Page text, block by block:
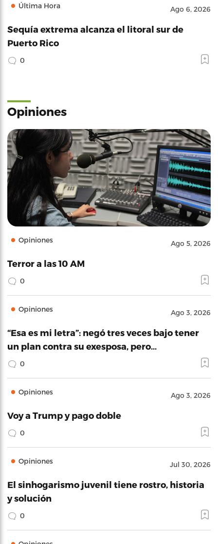
Última Hora Ago 6, 2026
Sequía extrema alcanza el litoral sur de
Puerto Rico
0
Opiniones
Opiniones Ago 5, 2026
Terror a las 10 AM
0
Opiniones Ago 3, 2026
“Esa es mi letra”: negó tres veces bajo tener
un plan contra su exesposa, pero…
0
Opiniones Ago 3, 2026
Voy a Trump y pago doble
0
Opiniones Jul 30, 2026
El sinhogarismo juvenil tiene rostro, historia
y solución
0